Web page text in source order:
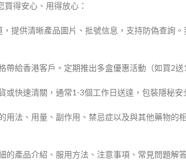
得安心、用得放心：
提供清晰產品圖片、批號信息，支持防偽查詢
給香港客戶。定期推出多盒優惠活動（如買2送
快速清關，通常1-3個工作日送達，包裝隱秘安
法、用量、副作用、禁忌症以及與其他藥物的
產品介紹、服用方法、注意事項、常見問題解